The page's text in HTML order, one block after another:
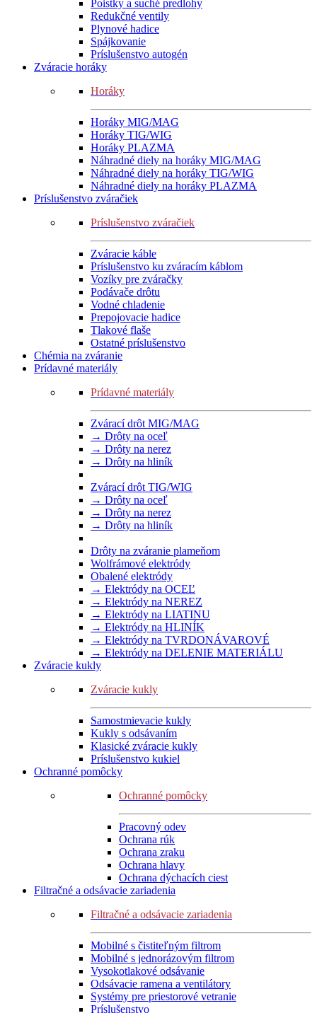
Poistky a suché predlohy
Redukčné ventily
Plynové hadice
Spájkovanie
Príslušenstvo autogén
Zváracie horáky
Horáky
Horáky MIG/MAG
Horáky TIG/WIG
Horáky PLAZMA
Náhradné diely na horáky MIG/MAG
Náhradné diely na horáky TIG/WIG
Náhradné diely na horáky PLAZMA
Príslušenstvo zváračiek
Príslušenstvo zváračiek
Zváracie káble
Príslušenstvo ku zváracím káblom
Vozíky pre zváračky
Podávače drôtu
Vodné chladenie
Prepojovacie hadice
Tlakové flaše
Ostatné príslušenstvo
Chémia na zváranie
Prídavné materiály
Prídavné materiály
Zvárací drôt MIG/MAG
→ Drôty na oceľ
→ Drôty na nerez
→ Drôty na hliník
Zvárací drôt TIG/WIG
→ Drôty na oceľ
→ Drôty na nerez
→ Drôty na hliník
Drôty na zváranie plameňom
Wolfrámové elektródy
Obalené elektródy
→ Elektródy na OCEĽ
→ Elektródy na NEREZ
→ Elektródy na LIATINU
→ Elektródy na HLINÍK
→ Elektródy na TVRDONÁVAROVÉ
→ Elektródy na DELENIE MATERIÁLU
Zváracie kukly
Zváracie kukly
Samostmievacie kukly
Kukly s odsávaním
Klasické zváracie kukly
Príslušenstvo kukiel
Ochranné pomôcky
Ochranné pomôcky
Pracovný odev
Ochrana rúk
Ochrana zraku
Ochrana hlavy
Ochrana dýchacích ciest
Filtračné a odsávacie zariadenia
Filtračné a odsávacie zariadenia
Mobilné s čistiteľným filtrom
Mobilné s jednorázovým filtrom
Vysokotlakové odsávanie
Odsávacie ramena a ventilátory
Systémy pre priestorové vetranie
Príslušenstvo